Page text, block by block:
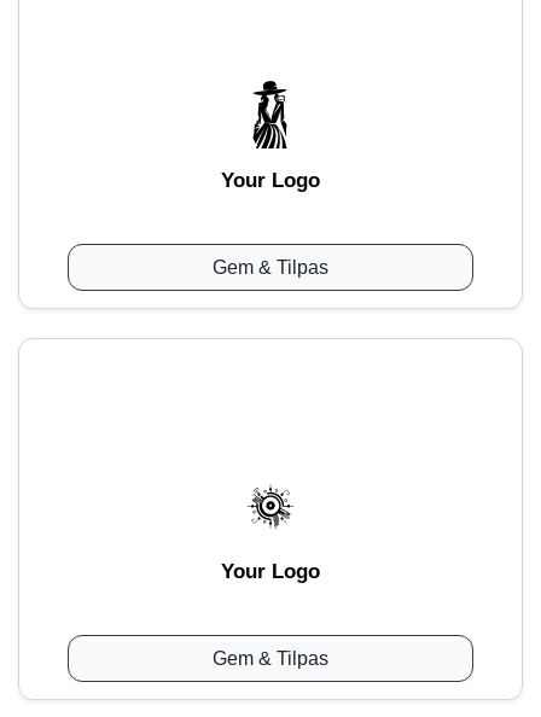
Your Logo
Gem & Tilpas
Your Logo
Gem & Tilpas